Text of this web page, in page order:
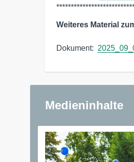
Weiteres Material
Dokument:
Medieninhalte